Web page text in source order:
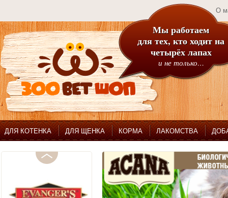
О
Мы работаем
для тех, кто ходит на
четырёх лапах
и не только…
ДЛЯ КОТЕНКА ДЛЯ ЩЕНКА КОРМА ЛАКОМСТВА